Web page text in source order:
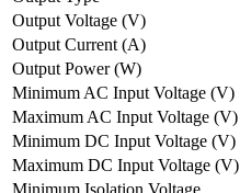
Output Voltage (V)
Output Current (A)
Output Power (W)
Minimum AC Input Voltage (V)
Maximum AC Input Voltage (V)
Minimum DC Input Voltage (V)
Maximum DC Input Voltage (V)
Minimum Isolation Voltage